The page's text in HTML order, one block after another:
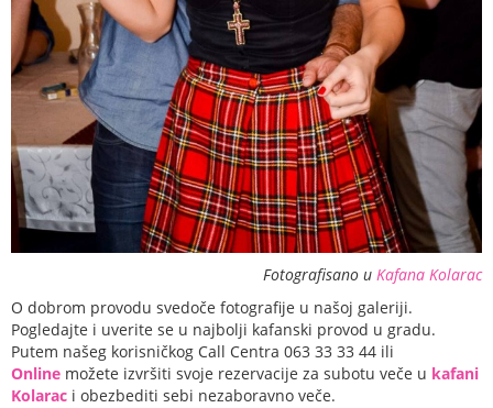
Fotografisano u Kafana Kolarac
O dobrom provodu svedoče fotografije u našoj galeriji.
Pogledajte i uverite se u najbolji kafanski provod u gradu.
Putem našeg korisničkog Call Centra 063 33 33 44 ili
Online možete izvršiti svoje rezervacije za subotu veče u kafani
Kolarac i obezbediti sebi nezaboravno veče.